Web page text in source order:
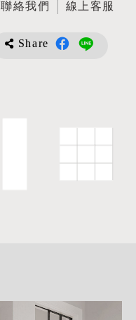
聯絡我們 線上客服
Share